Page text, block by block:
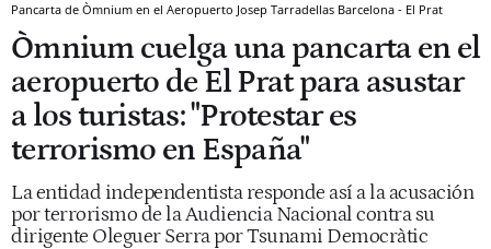
Pancarta de Òmnium en el Aeropuerto Josep Tarradellas Barcelona - El Prat
Òmnium cuelga una pancarta en el
aeropuerto de El Prat para asustar
a los turistas: "Protestar es
terrorismo en España"
La entidad independentista responde así a la acusación
por terrorismo de la Audiencia Nacional contra su
dirigente Oleguer Serra por Tsunami Democràtic